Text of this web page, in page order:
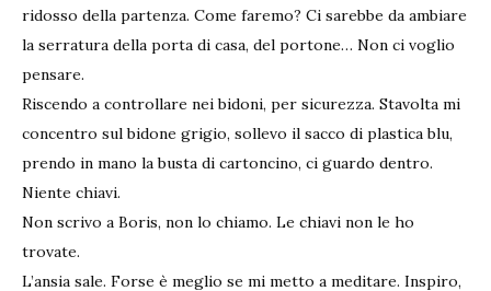
ridosso della partenza. Come faremo? Ci sarebbe da ambiare
la serratura della porta di casa, del portone… Non ci voglio
pensare.
Riscendo a controllare nei bidoni, per sicurezza. Stavolta mi
concentro sul bidone grigio, sollevo il sacco di plastica blu,
prendo in mano la busta di cartoncino, ci guardo dentro.
Niente chiavi.
Non scrivo a Boris, non lo chiamo. Le chiavi non le ho
trovate.
L’ansia sale. Forse è meglio se mi metto a meditare. Inspiro,